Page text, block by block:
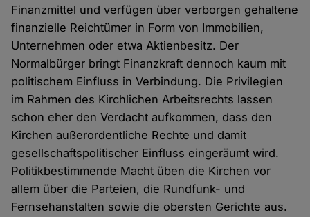
Finanzmittel und verfügen über verborgen gehaltene
finanzielle Reichtümer in Form von Immobilien,
Unternehmen oder etwa Aktienbesitz. Der
Normalbürger bringt Finanzkraft dennoch kaum mit
politischem Einfluss in Verbindung. Die Privilegien
im Rahmen des Kirchlichen Arbeitsrechts lassen
schon eher den Verdacht aufkommen, dass den
Kirchen außerordentliche Rechte und damit
gesellschaftspolitischer Einfluss eingeräumt wird.
Politikbestimmende Macht üben die Kirchen vor
allem über die Parteien, die Rundfunk- und
Fernsehanstalten sowie die obersten Gerichte aus.